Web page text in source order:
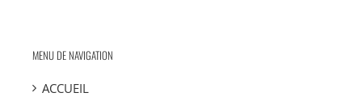
MENU DE NAVIGATION
ACCUEIL